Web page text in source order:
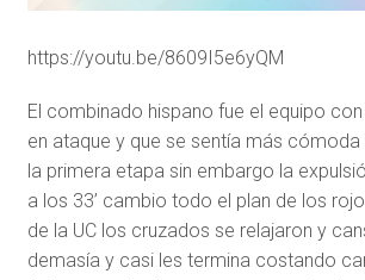
https://youtu.be/8609I5e6yQM
El combinado hispano fue el equipo
en ataque y que se sentía más cómoda
la primera etapa sin embargo la
a los 33’ cambio todo el plan de los
de la UC los cruzados se relajaron y
demasía y casi les termina costando